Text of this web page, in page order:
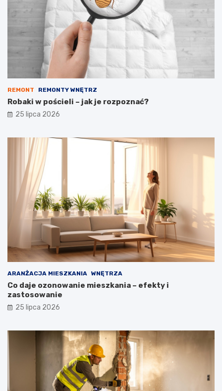
REMONT REMONTY WNĘTRZ
Robaki w pościeli – jak je rozpoznać?
25 lipca 2026
ARANŻACJA MIESZKANIA WNĘTRZA
Co daje ozonowanie mieszkania – efekty i
zastosowanie
25 lipca 2026